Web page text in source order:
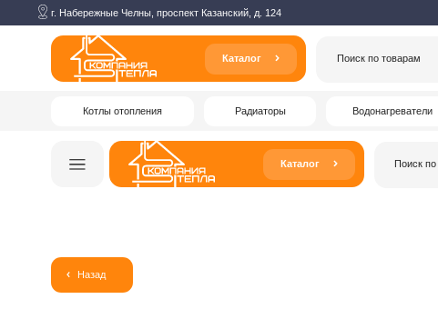
г. Набережные Челны, проспект Казанский, д. 124
Каталог
Поиск по товарам